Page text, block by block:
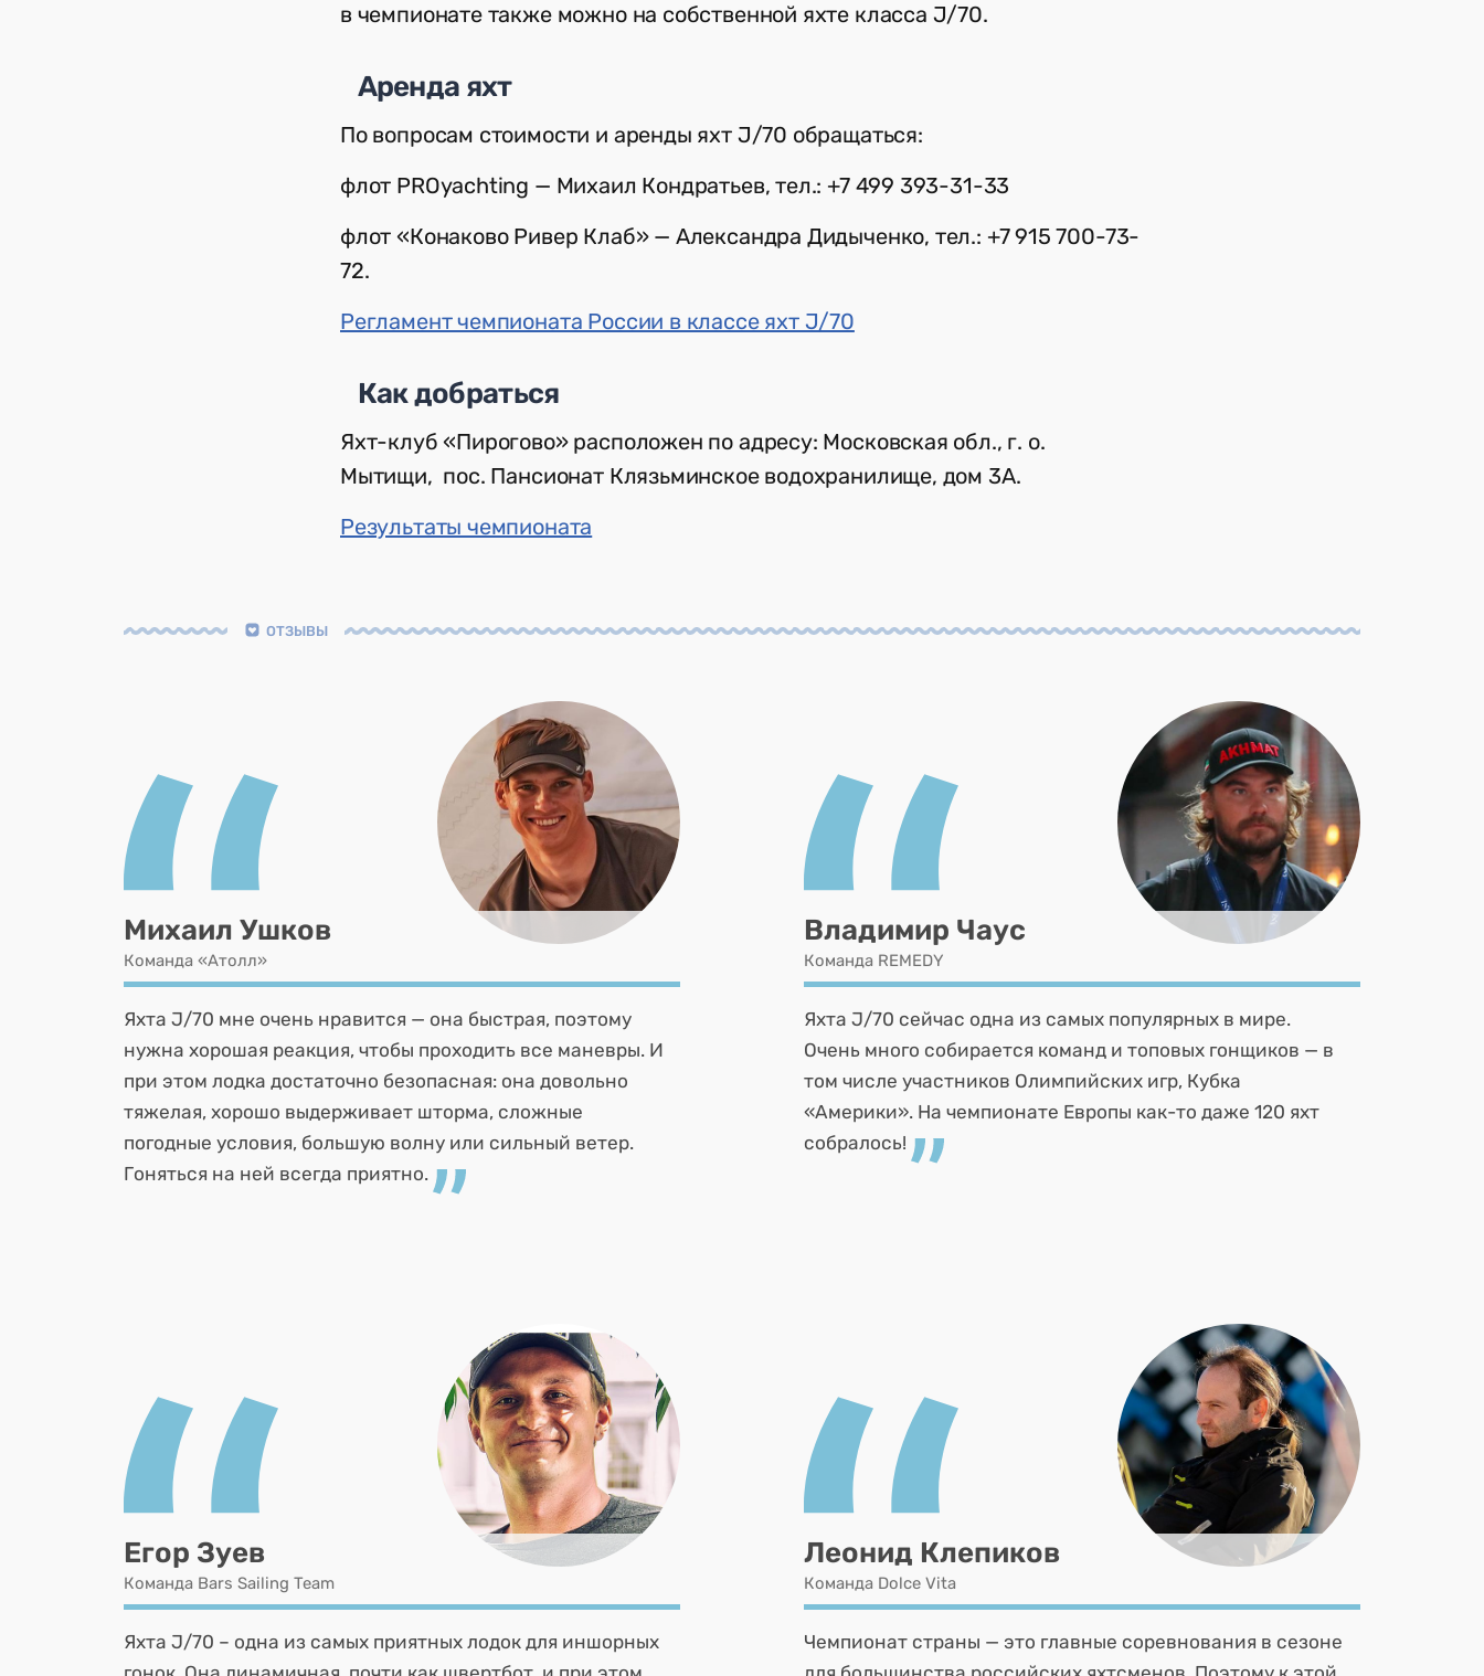
в чемпионате также можно на собственной яхте класса J/70.
Аренда яхт
По вопросам стоимости и аренды яхт J/70 обращаться:
флот PROyachting — Михаил Кондратьев, тел.: +7 499 393-31-33
флот «Конаково Ривер Клаб» — Александра Дидыченко, тел.: +7 915 700-73-
72.
Регламент чемпионата России в классе яхт J/70
Как добраться
Яхт-клуб «Пирогово» расположен по адресу: Московская обл., г. о.
Мытищи, пос. Пансионат Клязьминское водохранилище, дом 3А.
Результаты чемпионата
ОТЗЫВЫ
Михаил Ушков
Команда «Атолл»
Яхта J/70 мне очень нравится — она быстрая, поэтому
нужна хорошая реакция, чтобы проходить все маневры. И
при этом лодка достаточно безопасная: она довольно
тяжелая, хорошо выдерживает шторма, сложные
погодные условия, большую волну или сильный ветер.
Гоняться на ней всегда приятно.
Владимир Чаус
Команда REMEDY
Яхта J/70 сейчас одна из самых популярных в мире.
Очень много собирается команд и топовых гонщиков — в
том числе участников Олимпийских игр, Кубка
«Америки». На чемпионате Европы как-то даже 120 яхт
собралось!
Егор Зуев
Команда Bars Sailing Team
Яхта J/70 – одна из самых приятных лодок для иншорных
Леонид Клепиков
Команда Dolce Vita
Чемпионат страны — это главные соревнования в сезоне